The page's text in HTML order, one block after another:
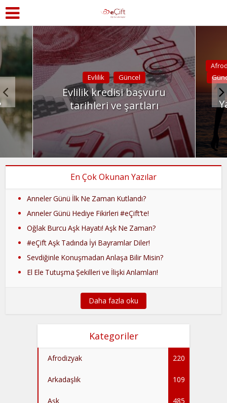
Evlilik Güncel
Evlilik kredisi başvuru
tarihleri ve şartları
En Çok Okunan Yazılar
Anneler Günü İlk Ne Zaman Kutlandı?
Anneler Günü Hediye Fikirleri #eÇift’te!
Oğlak Burcu Aşk Hayatı! Aşk Ne Zaman?
#eÇift Aşk Tadında İyi Bayramlar Diler!
Sevdiğinle Konuşmadan Anlaşa Bilir Misin?
El Ele Tutuşma Şekilleri ve İlişki Anlamları!
Daha fazla oku
Kategoriler
Afrodizyak 220
Arkadaşlık 109
Aşk 485